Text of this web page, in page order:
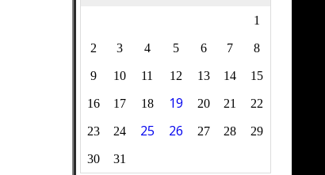
1
2 3 4 5 6 7 8
9 10 11 12 13 14 15
16 17 18 19 20 21 22
23 24 25 26 27 28 29
30 31